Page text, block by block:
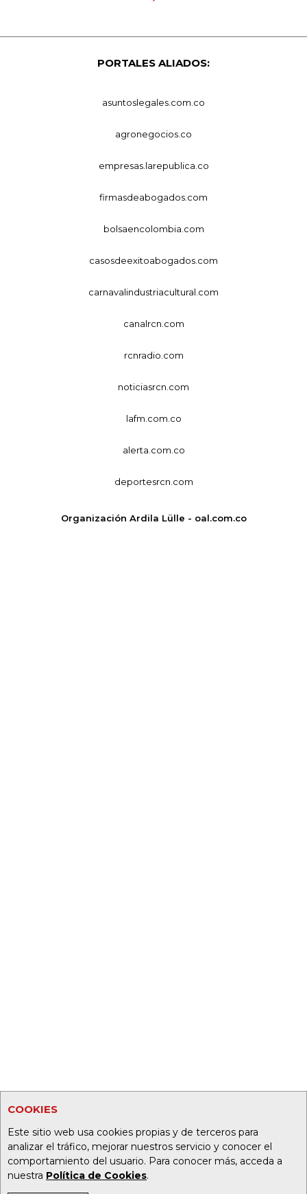
COOKIES
Este sitio web usa cookies propias y de terceros para
analizar el tráfico, mejorar nuestros servicio y conocer el
comportamiento del usuario. Para conocer más, acceda a
nuestra Política de Cookies.
PORTALES ALIADOS:
asuntoslegales.com.co
agronegocios.co
empresas.larepublica.co
firmasdeabogados.com
bolsaencolombia.com
casosdeexitoabogados.com
carnavalindustriacultural.com
canalrcn.com
rcnradio.com
noticiasrcn.com
lafm.com.co
alerta.com.co
deportesrcn.com
Organización Ardila Lülle - oal.com.co